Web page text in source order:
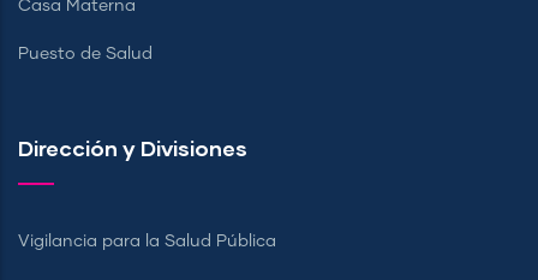
Casa Materna
Puesto de Salud
Dirección y Divisiones
Vigilancia para la Salud Pública